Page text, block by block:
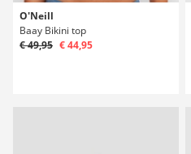
O'Neill
Baay Bikini top
€ 49,95 € 44,95